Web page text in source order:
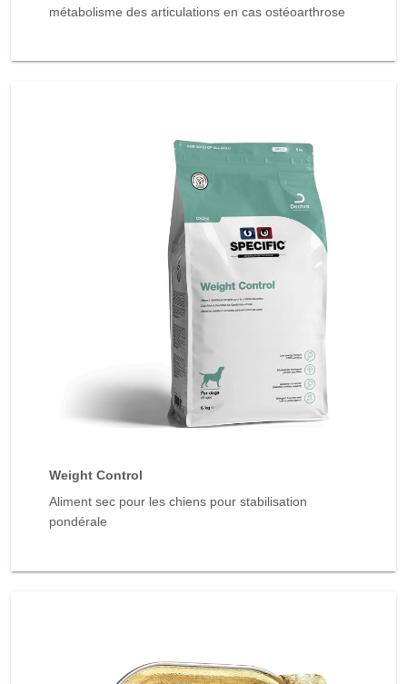
métabolisme des articulations en cas ostéoarthrose
Weight Control
Aliment sec pour les chiens pour stabilisation
pondérale